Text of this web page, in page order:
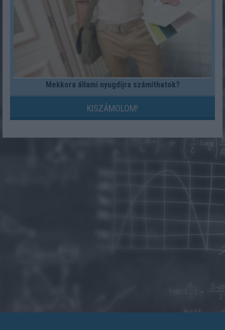
Mekkora állami nyugdíjra számíthatok?
KISZÁMOLOM!